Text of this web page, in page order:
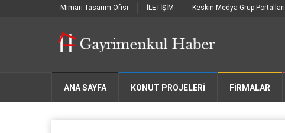
Mimari Tasarım Ofisi İLETİŞİM Keskin Medya Grup Portalları
ANA SAYFA KONUT PROJELERİ FIRMALAR